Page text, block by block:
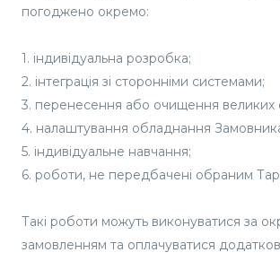
погоджено окремо:
1. індивідуальна розробка;
2. інтеграція зі сторонніми системами;
3. перенесення або очищення великих
4. налаштування обладнання
5. індивідуальне навчання;
6. роботи, не передбачені обраним
Такі роботи можуть виконуватися за
замовленням та оплачуватися